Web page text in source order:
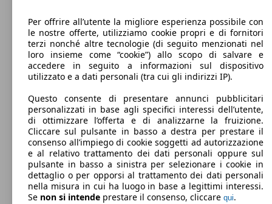
Elettrica/Benzina
Carburante
93 g/km
Emissioni di CO2 (combinato)*
Per offrire all’utente la migliore esperienza possibile con
le nostre offerte, utilizziamo cookie propri e di fornitori
terzi nonché altre tecnologie (di seguito menzionati nel
loro insieme come “cookie”) allo scopo di salvare e
accedere in seguito a informazioni sul dispositivo
utilizzato e a dati personali (tra cui gli indirizzi IP).
Questo consente di presentare annunci pubblicitari
personalizzati in base agli specifici interessi dell’utente,
di ottimizzare l’offerta e di analizzarne la fruizione.
Cliccare sul pulsante in basso a destra per prestare il
consenso all’impiego di cookie soggetti ad autorizzazione
e al relativo trattamento dei dati personali oppure sul
pulsante in basso a sinistra per selezionare i cookie in
dettaglio o per opporsi al trattamento dei dati personali
nella misura in cui ha luogo in base a legittimi interessi.
Se non si intende prestare il consenso, cliccare qui.